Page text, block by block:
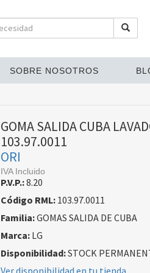
SOBRE NOSOTROS
GOMA SALIDA CUBA
103.97.0011
ORI
IVA Incluido
P.V.P.:8.20
Código RML:103.97.0011
Familia:GOMAS SALIDA DE CUBA
Marca:LG
Disponibilidad:STOCK
Ver disponibilidad en tu tienda